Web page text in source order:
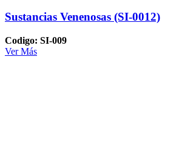
Sustancias Venenosas (SI-0012)
Codigo: SI-009
Ver Más